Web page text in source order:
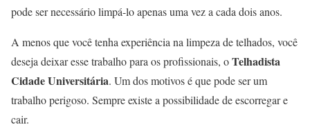
pode ser necessário limpá-lo apenas uma vez a cada dois anos.
A menos que você tenha experiência na limpeza de telhados, você
deseja deixar esse trabalho para os profissionais, oTelhadista
Cidade Universitária. Um dos motivos é que pode ser um
trabalho perigoso. Sempre existe a possibilidade de escorregar e
cair.